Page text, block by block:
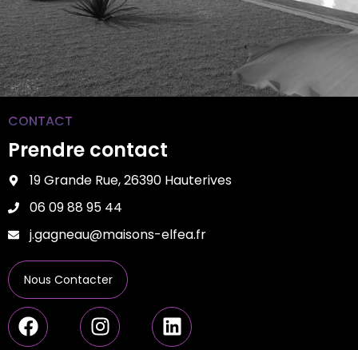
CONTACT
Prendre contact
19 Grande Rue, 26390 Hauterives
06 09 88 95 44
j.gagneau@maisons-elfea.fr
Nous Contacter